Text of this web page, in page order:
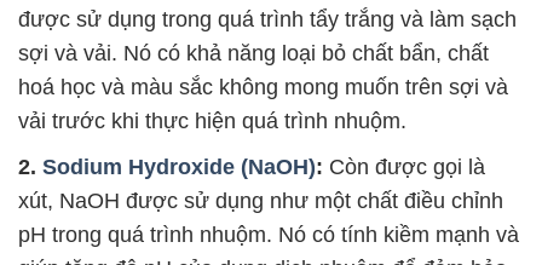
được sử dụng trong quá trình tẩy trắng và làm sạch
sợi và vải. Nó có khả năng loại bỏ chất bẩn, chất
hoá học và màu sắc không mong muốn trên sợi và
vải trước khi thực hiện quá trình nhuộm.
2. Sodium Hydroxide (NaOH): Còn được gọi là
xút, NaOH được sử dụng như một chất điều chỉnh
pH trong quá trình nhuộm. Nó có tính kiềm mạnh và